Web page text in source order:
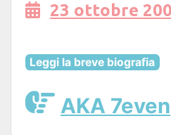
23 ottobre
Leggi la breve biografia
AKA 7even